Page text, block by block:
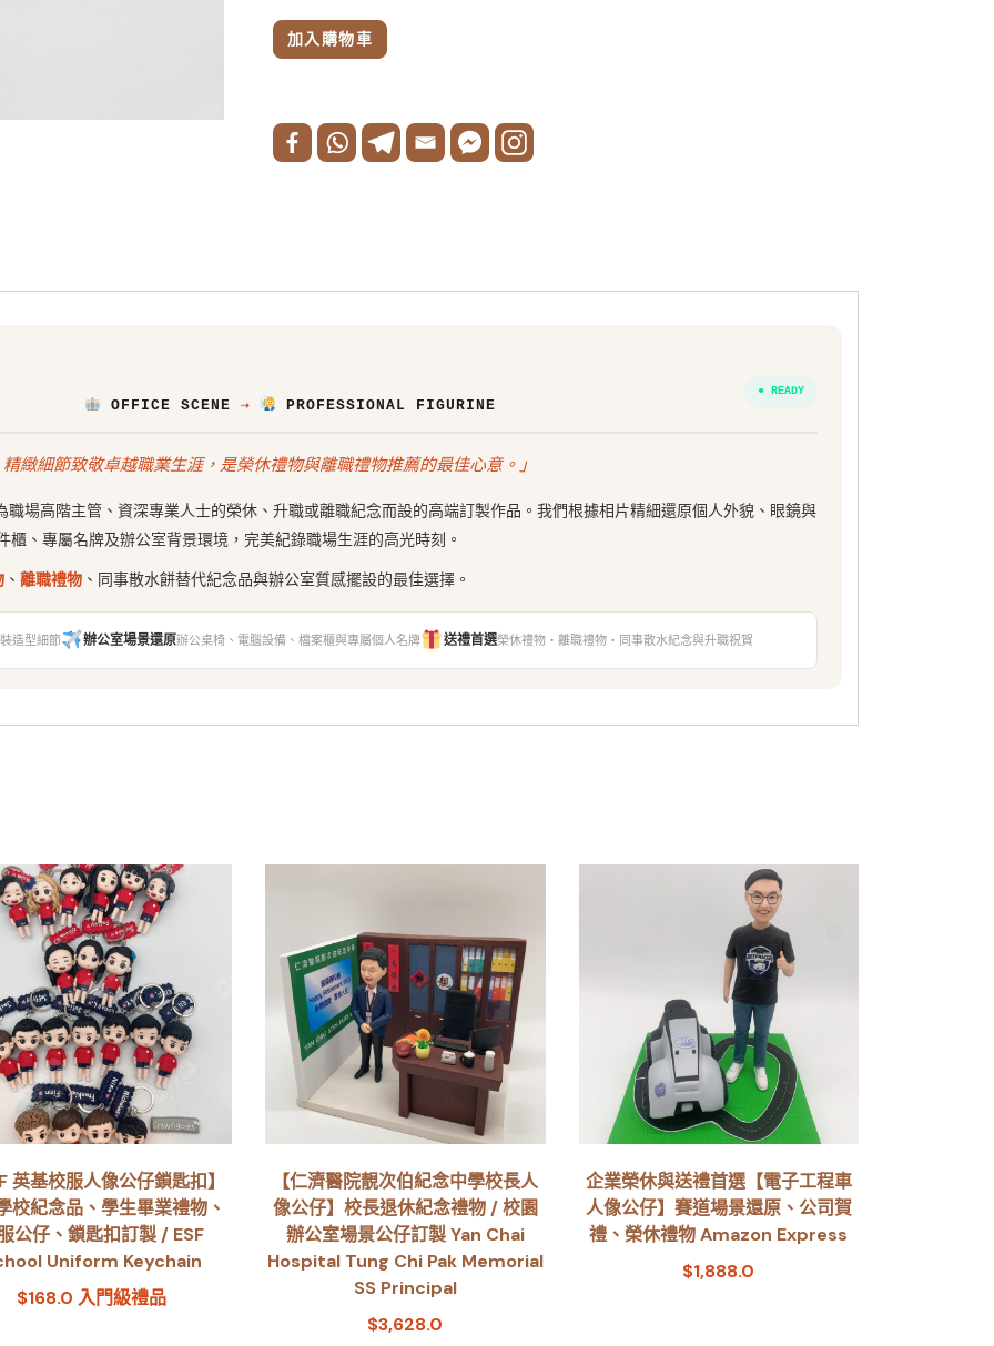
加入購物車
OFFICE SCENE ⇢ PROFESSIONAL FIGURINE
● READY
緻細節致敬卓越職業生涯，是榮休禮物與離職禮物推薦的最佳心意。」
場高階主管、資深專業人士的榮休、升職或離職紀念而設的高端訂製作品。我們根據相片精細還原個人外貌、眼鏡與
、專屬名牌及辦公室背景環境，完美紀錄職場生涯的高光時刻。
、 離職禮物 、同事散水餅替代紀念品與辦公室質感擺設的最佳選擇。
造型細節 辦公室場景還原辦公桌椅、電腦設備、檔案櫃與專屬個人名牌 送禮首選榮休禮物・離職禮物・同事散水紀念與升職祝賀
英基校服人像公仔鎖匙扣】
校紀念品、學生畢業禮物、
公仔、鎖匙扣訂製 / ESF
Uniform Keychain
$168.0 入門級禮品
【仁濟醫院靚次伯紀念中學校長人
像公仔】校長退休紀念禮物 / 校園
辦公室場景公仔訂製 Yan Chai
Hospital Tung Chi Pak Memorial
SS Principal
$3,628.0
企業榮休與送禮首選【電子工程車
人像公仔】賽道場景還原、公司賀
禮、榮休禮物 Amazon Express
$1,888.0